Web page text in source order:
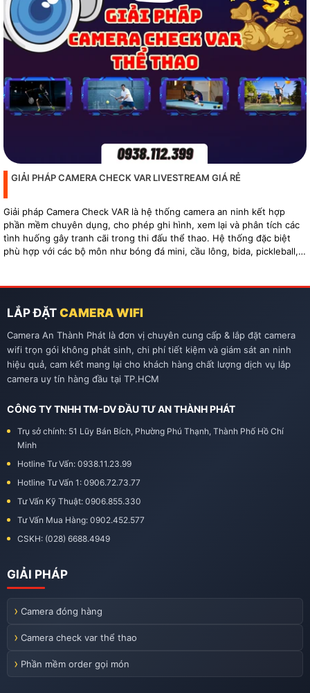
GIẢI PHÁP CAMERA CHECK VAR LIVESTREAM GIÁ RẺ
Giải pháp Camera Check VAR là hệ thống camera an ninh kết hợp
phần mềm chuyên dụng, cho phép ghi hình, xem lại và phân tích các
tình huống gây tranh cãi trong thi đấu thể thao. Hệ thống đặc biệt
phù hợp với các bộ môn như bóng đá mini, cầu lông, bida, pickleball,
LẮP ĐẶT CAMERA WIFI
Camera An Thành Phát là đơn vị chuyên cung cấp & lắp đặt camera
wifi trọn gói không phát sinh, chi phí tiết kiệm và giám sát an ninh
hiệu quả, cam kết mang lại cho khách hàng chất lượng dịch vụ lắp
camera uy tín hàng đầu tại TP.HCM
CÔNG TY TNHH TM-DV ĐẦU TƯ AN THÀNH PHÁT
Trụ sở chính: 51 Lũy Bán Bích, Phường Phú Thạnh, Thành Phố Hồ Chí
Minh
Hotline Tư Vấn: 0938.11.23.99
Hotline Tư Vấn 1: 0906.72.73.77
Tư Vấn Kỹ Thuật: 0906.855.330
Tư Vấn Mua Hàng: 0902.452.577
CSKH: (028) 6688.4949
GIẢI PHÁP
Camera đóng hàng
Camera check var thể thao
Phần mềm order gọi món